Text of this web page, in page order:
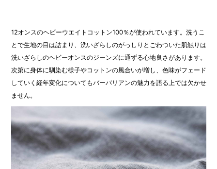
12オンスのヘビーウエイトコットン100％が使われています。洗うこ
とで生地の目は詰まり、洗いざらしのがっしりとごわついた肌触りは
洗いざらしのヘビーオンスのジーンズに通ずる心地良さがあります。
次第に身体に馴染む様子やコットンの風合いが増し、色味がフェード
していく経年変化についてもバーバリアンの魅力を語る上では欠かせ
ません。